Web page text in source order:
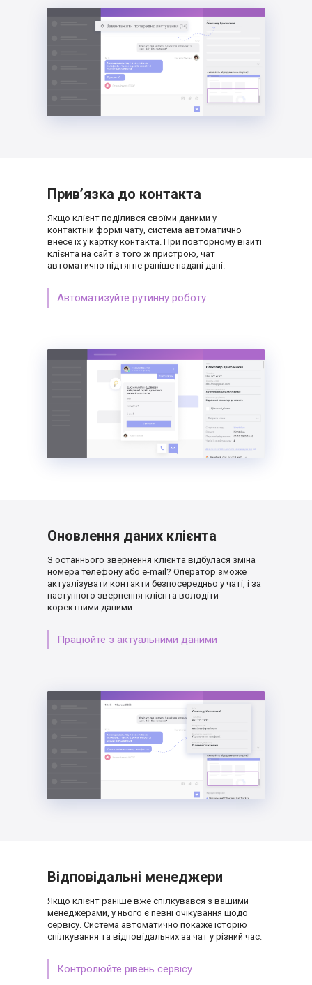
Прив’язка до контакта
Якщо клієнт поділився своїми даними у
контактній формі чату, система автоматично
внесе їх у картку контакта. При повторному візиті
клієнта на сайт з того ж пристрою, чат
автоматично підтягне раніше надані дані.
Автоматизуйте рутинну роботу
Оновлення даних клієнта
З останнього звернення клієнта відбулася зміна
номера телефону або e-mail? Оператор зможе
актуалізувати контакти безпосередньо у чаті, і за
наступного звернення клієнта володіти
коректними даними.
Працюйте з актуальними даними
Відповідальні менеджери
Якщо клієнт раніше вже спілкувався з вашими
менеджерами, у нього є певні очікування щодо
сервісу. Система автоматично покаже історію
спілкування та відповідальних за чат у різний час.
Контролюйте рівень сервісу